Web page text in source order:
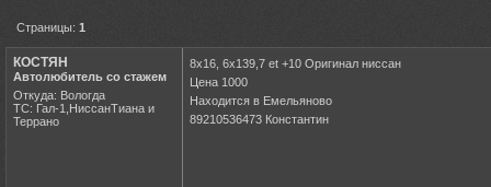
Страницы:1
КОСТЯН
Автолюбитель со стажем
Откуда: Вологда
ТС: Гал-1,НиссанТиана и
Террано
8х16, 6х139,7 et +10 Оригинал ниссан
Цена 1000
Находится в Емельяново
89210536473 Константин